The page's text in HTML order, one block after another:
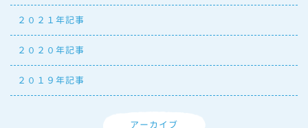
２０２１年記事
２０２０年記事
２０１９年記事
アーカイブ